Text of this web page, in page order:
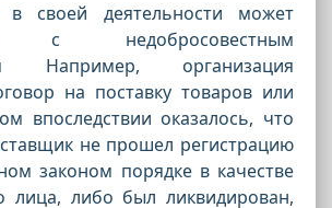
в своей деятельности может
с недобросовестным
Например, организация
на поставку товаров или
впоследствии оказалось, что
не прошел регистрацию
законом порядке в качестве
лица, либо был ликвидирован,